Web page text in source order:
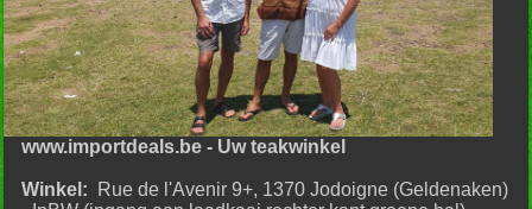
www.importdeals.be - Uw teakwinkel
Winkel: Rue de l'Avenir 9+, 1370 Jodoigne (Geldenaken)